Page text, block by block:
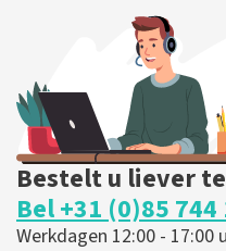
Bestelt u liever
Bel +31 (0)85 744
Werkdagen 12:00 - 17:00